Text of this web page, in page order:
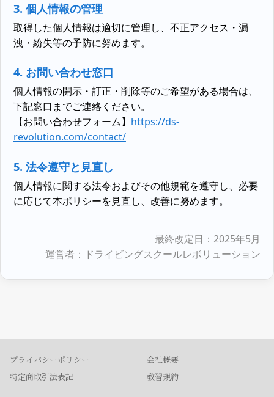
3. 個人情報の管理
取得した個人情報は適切に管理し、不正アクセス・漏
洩・紛失等の予防に努めます。
4. お問い合わせ窓口
個人情報の開示・訂正・削除等のご希望がある場合は、
下記窓口までご連絡ください。
【お問い合わせフォーム】 https://ds-
revolution.com/contact/
5. 法令遵守と見直し
個人情報に関する法令およびその他規範を遵守し、必要
に応じて本ポリシーを見直し、改善に努めます。
最終改定日：2025年5月
運営者：ドライビングスクールレボリューション
プライバシーポリシー
会社概要
特定商取引法表記
教習規約